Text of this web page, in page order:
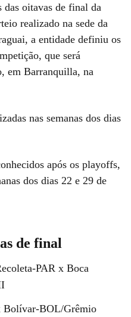
oitavas de final da
realizado na sede da
a entidade definiu os
que será
em Barranquilla, na
nas semanas dos dias
após os playoffs,
dos dias 22 e 29 de
de final
PAR x Boca
Bolívar-BOL/Grêmio